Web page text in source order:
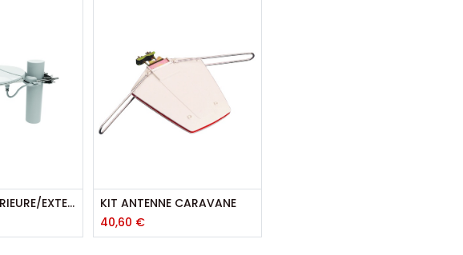
ANTENNE INTERIEURE/EXTERIEURE
KIT ANTENNE CARAVANE
40,60 €